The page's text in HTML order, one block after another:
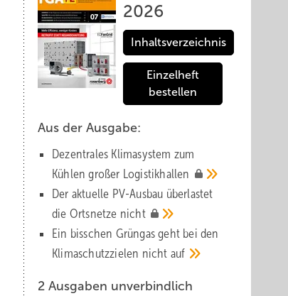
2026
Inhaltsverzeichnis
Einzelheft
bestellen
Aus der Ausgabe:
Dezentrales Klimasystem zum
Kühlen großer Logistik­hallen
Der aktuelle PV-Ausbau über­lastet
die Orts­netze nicht
Ein bisschen Grüngas geht bei den
Klima­schutz­zielen nicht auf
2 Ausgaben unverbindlich